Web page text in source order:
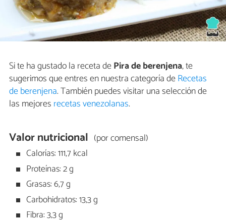
Si te ha gustado la receta dePira de berenjena, te
sugerimos que entres en nuestra categoría deRecetas
de berenjena. También puedes visitar una selección de
las mejores recetas venezolanas.
Valor nutricional (por comensal)
Calorías: 111,7 kcal
Proteínas: 2 g
Grasas: 6,7 g
Carbohidratos: 13,3 g
Fibra: 3,3 g